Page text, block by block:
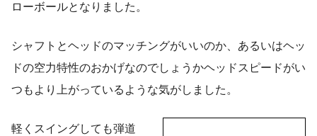
ローボールとなりました。
シャフトとヘッドのマッチングがいいのか、あるいはヘッ
ドの空力特性のおかげなのでしょうかヘッドスピードがい
つもより上がっているような気がしました。
軽くスイングしても弾道